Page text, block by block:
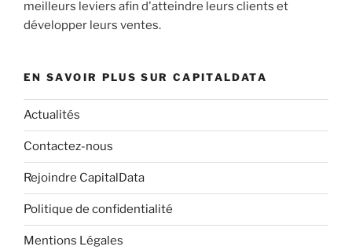
meilleurs leviers afin d'atteindre leurs clients et
développer leurs ventes.
EN SAVOIR PLUS SUR CAPITALDATA
Actualités
Contactez-nous
Rejoindre CapitalData
Politique de confidentialité
Mentions Légales